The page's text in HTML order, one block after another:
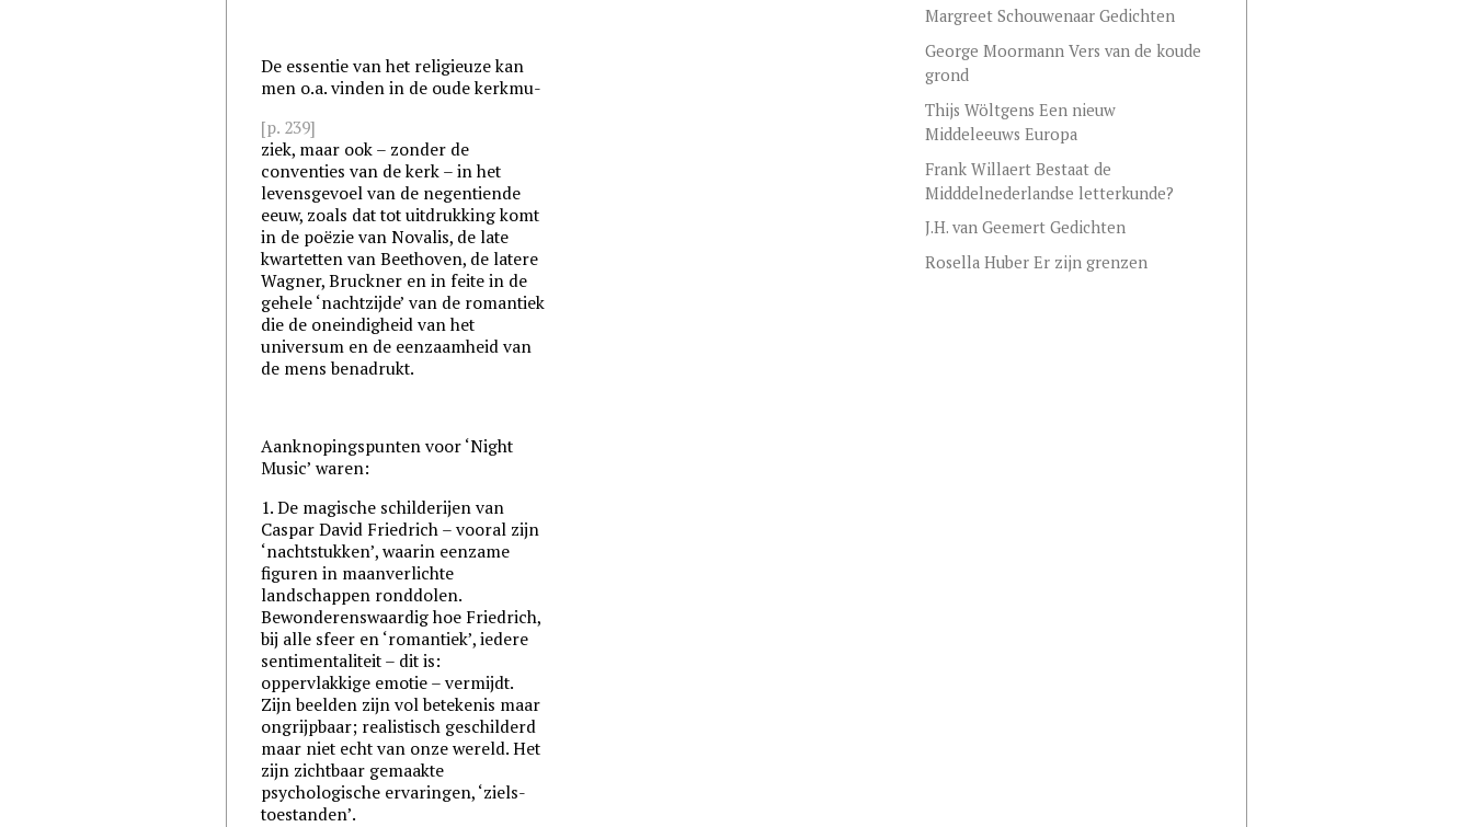
De essentie van het religieuze kan
men o.a. vinden in de oude kerkmu-
[p. 239]
ziek, maar ook – zonder de
conventies van de kerk – in het
levensgevoel van de negentiende
eeuw, zoals dat tot uitdrukking komt
in de poëzie van Novalis, de late
kwartetten van Beethoven, de latere
Wagner, Bruckner en in feite in de
gehele ‘nachtzijde’ van de romantiek
die de oneindigheid van het
universum en de eenzaamheid van
de mens benadrukt.
Aanknopingspunten voor ‘Night
Music’ waren:
1. De magische schilderijen van
Caspar David Friedrich – vooral zijn
‘nachtstukken’, waarin eenzame
figuren in maanverlichte
landschappen ronddolen.
Bewonderenswaardig hoe Friedrich,
bij alle sfeer en ‘romantiek’, iedere
sentimentaliteit – dit is:
oppervlakkige emotie – vermijdt.
Zijn beelden zijn vol betekenis maar
ongrijpbaar; realistisch geschilderd
maar niet echt van onze wereld. Het
zijn zichtbaar gemaakte
psychologische ervaringen, ‘ziels-
toestanden’.
Margreet Schouwenaar Gedichten
George Moormann Vers van de koude
grond
Thijs Wöltgens Een nieuw
Middeleeuws Europa
Frank Willaert Bestaat de
Midddelnederlandse letterkunde?
J.H. van Geemert Gedichten
Rosella Huber Er zijn grenzen